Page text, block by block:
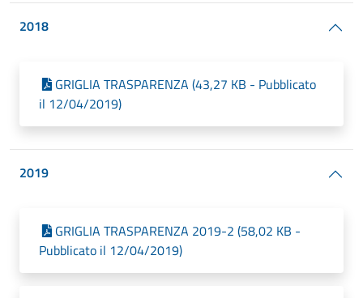
2018
GRIGLIA TRASPARENZA (43,27 KB - Pubblicato
il 12/04/2019)
2019
GRIGLIA TRASPARENZA 2019-2 (58,02 KB -
Pubblicato il 12/04/2019)